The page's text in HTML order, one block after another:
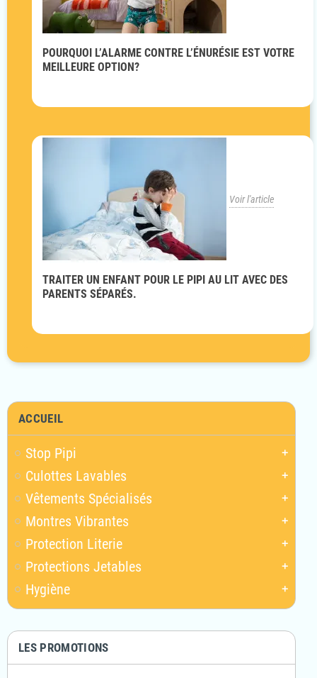
ACCUEIL
Stop Pipi add
Culottes Lavables add
Vêtements Spécialisés add
Montres Vibrantes add
Protection Literie add
Protections Jetables add
Hygiène add
LES PROMOTIONS
POURQUOI L’ALARME CONTRE L’ÉNURÉSIE EST VOTRE
MEILLEURE OPTION?
TRAITER UN ENFANT POUR LE PIPI AU LIT AVEC DES
PARENTS SÉPARÉS.
Voir l'article